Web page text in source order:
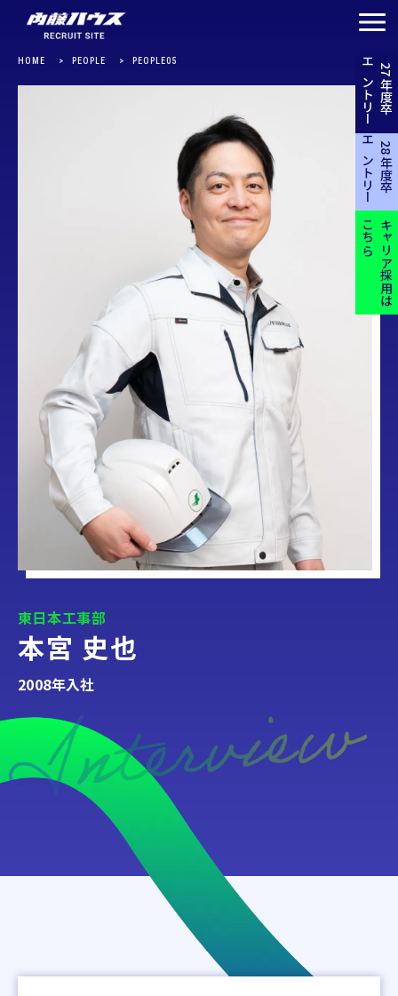
27年度卒
エントリー
28年度卒
エントリー
キャリア採用は
こちら
HOME PEOPLE PEOPLE05
東日本工事部
本宮 史也
2008年入社